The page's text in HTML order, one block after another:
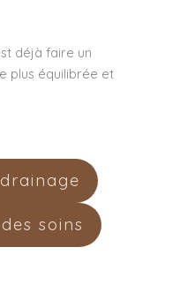
déjà faire un
plus équilibrée et
soins